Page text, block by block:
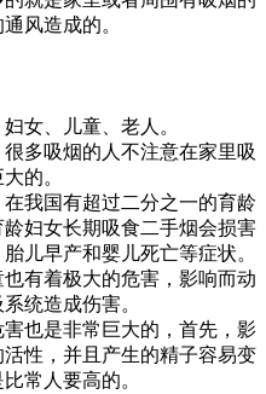
风造成的。
女、儿童、老人。
多吸烟的人不注意在家里吸
的。
我国有超过二分之一的育龄
妇女长期吸食二手烟会损害
儿早产和婴儿死亡等症状。
有着极大的危害，影响而动
统造成伤害。
也是非常巨大的，首先，影
性，并且产生的精子容易变
常人要高的。